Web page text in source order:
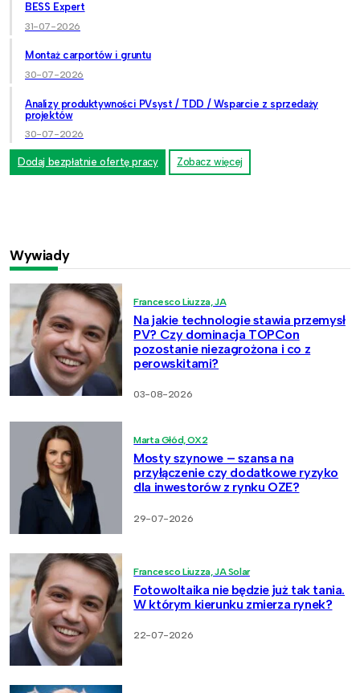
BESS Expert
31-07-2026
Montaż carportów i gruntu
30-07-2026
Analizy produktywności PVsyst / TDD / Wsparcie z sprzedaży
projektów
30-07-2026
Dodaj bezpłatnie ofertę pracy Zobacz więcej
Wywiady
Francesco Liuzza, JA
Na jakie technologie stawia przemysł
PV? Czy dominacja TOPCon
pozostanie niezagrożona i co z
perowskitami?
03-08-2026
Marta Głód, OX2
Mosty szynowe – szansa na
przyłączenie czy dodatkowe ryzyko
dla inwestorów z rynku OZE?
29-07-2026
Francesco Liuzza, JA Solar
Fotowoltaika nie będzie już tak tania.
W którym kierunku zmierza rynek?
22-07-2026